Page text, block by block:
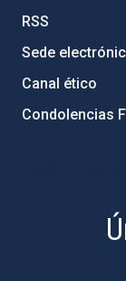
RSS
Sede
Canal ético
Condolencias